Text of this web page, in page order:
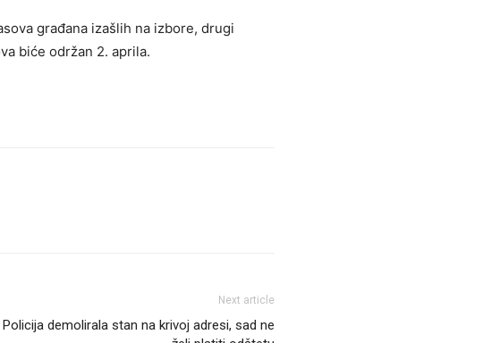
građana izašlih na izbore, drugi
biće održan 2. aprila.
Next article
Policija demolirala stan na krivoj adresi, sad ne